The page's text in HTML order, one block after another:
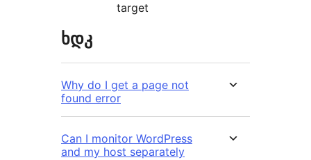
target
ხდკ
Why do I get a page not
found error
Can I monitor WordPress
and my host separately